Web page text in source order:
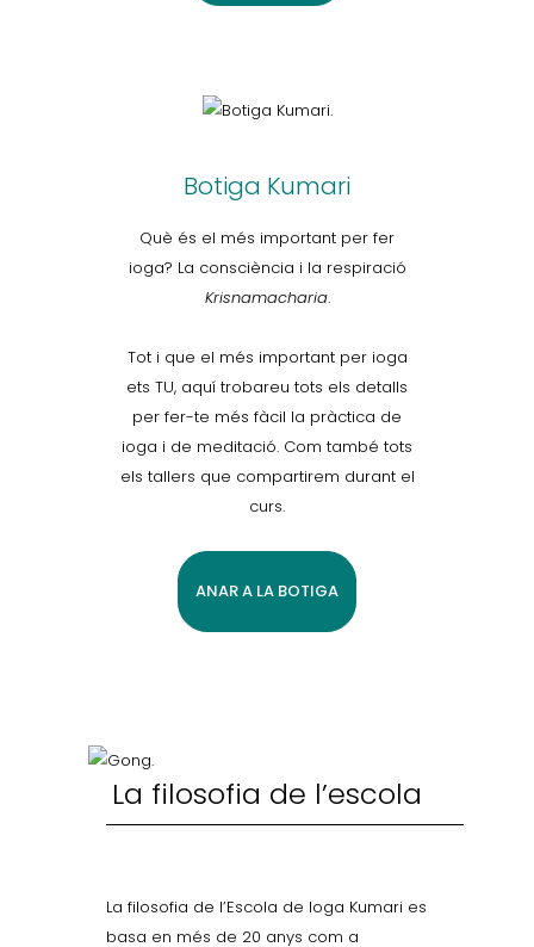
Botiga Kumari
Què és el més important per fer
ioga? La consciència i la respiració
Krisnamacharia.
Tot i que el més important per ioga
ets TU, aquí trobareu tots els detalls
per fer-te més fàcil la pràctica de
ioga i de meditació. Com també tots
els tallers que compartirem durant el
curs.
ANAR A LA BOTIGA
La filosofia de l’escola
La filosofia de l’Escola de Ioga Kumari es
basa en més de 20 anys com a